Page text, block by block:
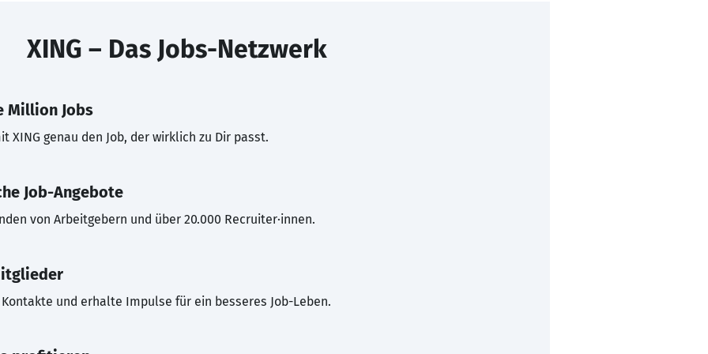
XING – Das Jobs-Netzwerk
Million Jobs
XING genau den Job, der wirklich zu Dir passt.
Job-Angebote
von Arbeitgebern und über 20.000 Recruiter·innen.
und erhalte Impulse für ein besseres Job-Leben.